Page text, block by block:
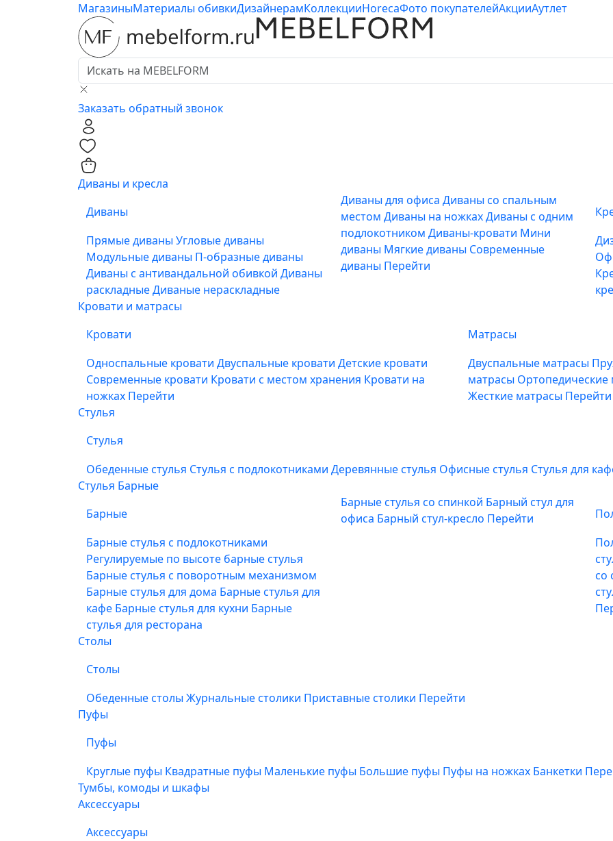
МагазиныМатериалы обивкиДизайнерамКоллекцииHorecaФото покупателейАкцииАутлет
Заказать обратный звонок
Диваны и кресла
Диваны
Прямые диваны Угловые диваны
Модульные диваны П-образные диваны
Диваны с антивандальной обивкой Диваны
раскладныеДиваные нераскладные
Диваны для офиса Диваны со спальным
местом Диваны на ножкахДиваны с одним
подлокотником Диваны-кровати Мини
диваны Мягкие диваны Современные
диваны Перейти
Кровати и матрасы
Кровати
Односпальные кровати Двуспальные кровати Детские кровати
Современные кровати Кровати с местом хранения Кровати на
ножках Перейти
Матрасы
Двуспальные матрасы
матрасы
Жесткие матрасы Перейти
Стулья
Стулья
Обеденные стулья Стулья с подлокотниками Деревянные стулья Офисные стулья Стулья для
Стулья Барные
Барные
Барные стулья с подлокотниками
Регулируемые по высоте барные стулья
Барные стулья с поворотным механизмом
Барные стулья для дома Барные стулья для
кафе Барные стулья для кухни Барные
стулья для ресторана
Барные стулья со спинкой Барный стул для
офиса Барный стул-кресло Перейти
со
Столы
Столы
Обеденные столы Журнальные столики Приставные столики Перейти
Пуфы
Пуфы
Круглые пуфы Квадратные пуфы Маленькие пуфы Большие пуфы Пуфы на ножках Банкетки
Тумбы, комоды и шкафы
Аксессуары
Аксессуары